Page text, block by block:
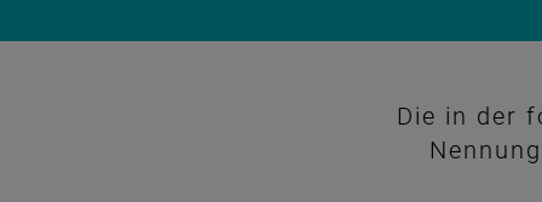
Die in der